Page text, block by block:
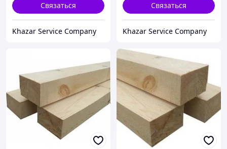
Связаться
Khazar Service Company
Связаться
Khazar Service Company